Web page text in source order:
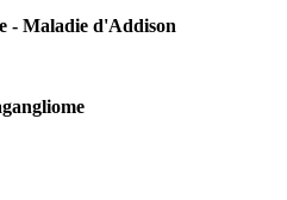
- Maladie d'Addison